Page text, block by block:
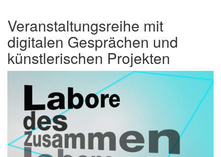
Veranstaltungsreihe mit
digitalen Gesprächen und
künstlerischen Projekten